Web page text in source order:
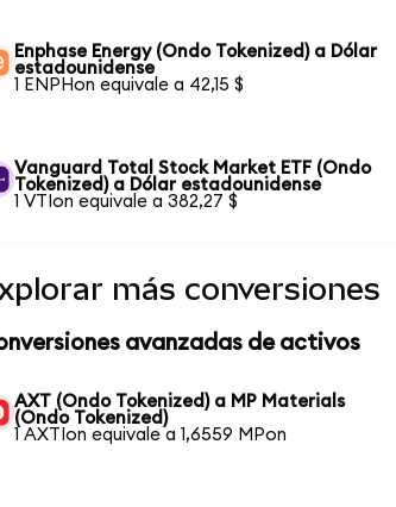
Enphase Energy (Ondo Tokenized) a Dólar
estadounidense
1 ENPHon equivale a 42,15 $
Vanguard Total Stock Market ETF (Ondo
Tokenized) a Dólar estadounidense
1 VTIon equivale a 382,27 $
más conversiones
avanzadas de activos
AXT (Ondo Tokenized) a MP Materials
(Ondo Tokenized)
1 AXTIon equivale a 1,6559 MPon